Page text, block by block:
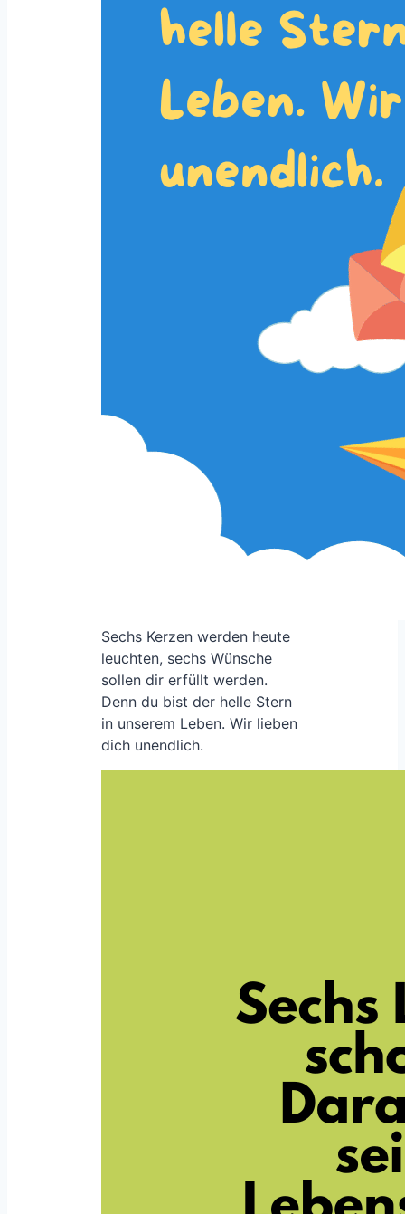
Sechs Kerzen werden heute
leuchten, sechs Wünsche
sollen dir erfüllt werden.
Denn du bist der helle Stern
in unserem Leben. Wir lieben
dich unendlich.